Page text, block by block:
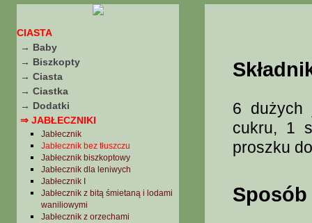
CIASTA
→ Baby
→ Biszkopty
→ Ciasta
→ Ciastka
→ Dodatki
⇒ JABŁECZNIKI
Jabłecznik
Jabłecznik bez tłuszczu
Jabłecznik biszkoptowy
Jabłecznik dla leniwych
Jabłecznik I
Jabłecznik z bitą śmietaną i lodami
waniliowymi
Jabłecznik z orzechami
6 dużych
cukru, 1
proszku